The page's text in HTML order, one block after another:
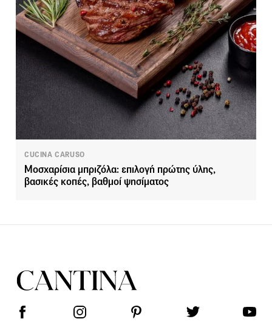
CUCINA CARUSO
Μοσχαρίσια μπριζόλα: επιλογή πρώτης ύλης,
βασικές κοπές, βαθμοί ψησίματος